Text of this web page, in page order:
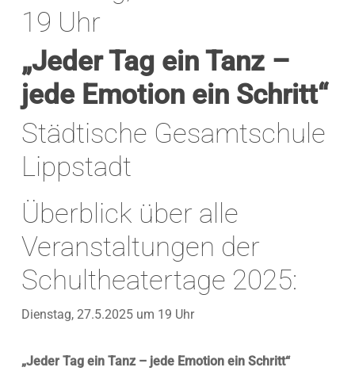
19 Uhr
„Jeder Tag ein Tanz –
jede Emotion ein Schritt“
Städtische Gesamtschule
Lippstadt
Überblick über alle
Veranstaltungen der
Schultheatertage 2025:
Dienstag, 27.5.2025 um 19 Uhr
„Jeder Tag ein Tanz – jede Emotion ein Schritt“